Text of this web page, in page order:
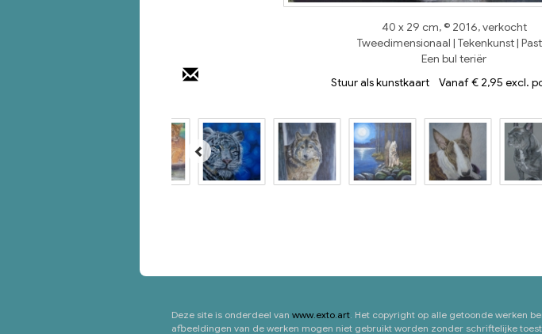
40 x 29 cm, © 2016, verkocht
Tweedimensionaal | Tekenkunst |
Een bul teriër
Stuur als kunstkaart Vanaf € 2,95 excl.
Deze site is onderdeel van www.exto.art . Het copyright op alle getoonde werken
afbeeldingen van de werken mogen niet gebruikt worden zonder schriftelijke